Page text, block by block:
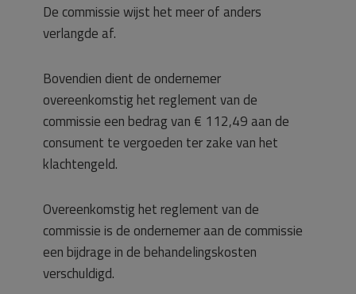
De commissie wijst het meer of anders
verlangde af.
Bovendien dient de ondernemer
overeenkomstig het reglement van de
commissie een bedrag van € 112,49 aan de
consument te vergoeden ter zake van het
klachtengeld.
Overeenkomstig het reglement van de
commissie is de ondernemer aan de commissie
een bijdrage in de behandelingskosten
verschuldigd.